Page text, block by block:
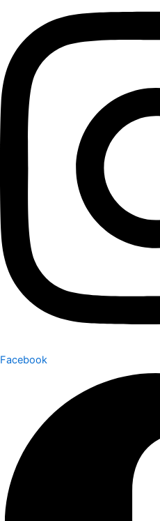
Facebook